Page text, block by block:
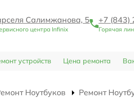
Салимжанова, 5
центра Infinix
+7 (843)
Горячая
устройств Цена ремонта
Ноутбуков Ремонт